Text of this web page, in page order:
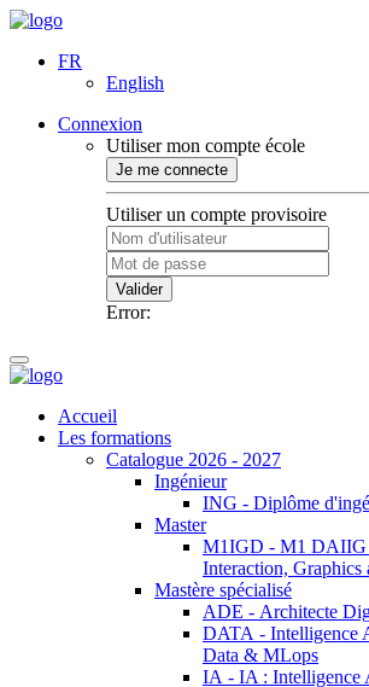
FR
English
Connexion
Utiliser mon compte école
Je me connecte
Utiliser un compte provisoire
Valider
Error:
Accueil
Les formations
Catalogue 2026 - 2027
Ingénieur
ING - Diplôme
Master
M1IGD - M1
Interaction, Graphics
Mastère spécialisé
ADE - Architecte
DATA - Intelligence
Data & MLops
IA - IA : Intelligence